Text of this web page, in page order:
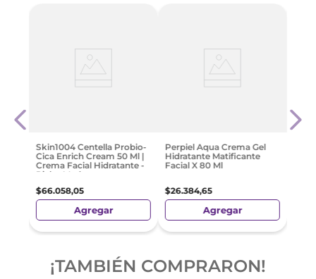
Skin1004 Centella Probio-
Cica Enrich Cream 50 Ml |
Crema Facial Hidratante -
Pieles Maduras
$66.058,05
Agregar
Perpiel Aqua Crema Gel
Hidratante Matificante
Facial X 80 Ml
$26.384,65
Agregar
¡TAMBIÉN COMPRARON!